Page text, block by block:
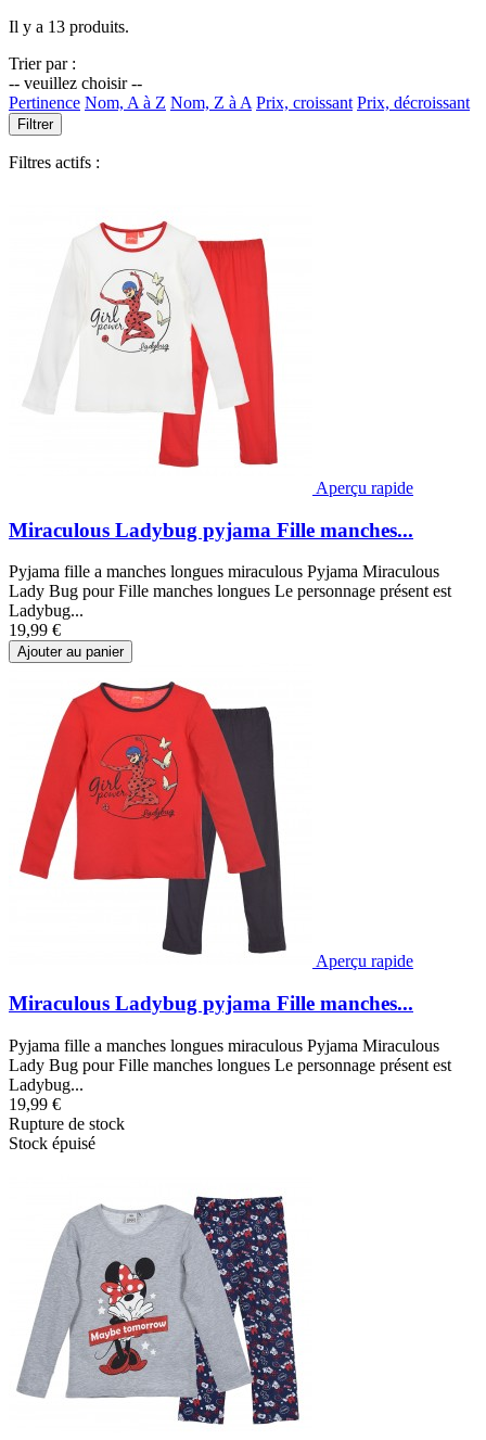
Il y a 13 produits.
Trier par :
-- veuillez choisir --
Pertinence Nom, A à Z Nom, Z à A Prix, croissant Prix, décroissant
Filtrer
Filtres actifs :
Aperçu rapide
Miraculous Ladybug pyjama Fille manches...
Pyjama fille a manches longues miraculous Pyjama Miraculous
Lady Bug pour Fille manches longues Le personnage présent est
Ladybug...
19,99 €
Ajouter au panier
Aperçu rapide
Miraculous Ladybug pyjama Fille manches...
Pyjama fille a manches longues miraculous Pyjama Miraculous
Lady Bug pour Fille manches longues Le personnage présent est
Ladybug...
19,99 €
Rupture de stock
Stock épuisé